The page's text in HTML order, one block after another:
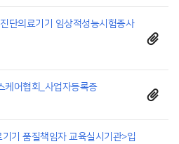
단의료기기 임상적성능시험종사
케어협회_사업자등록증
기 품질책임자 교육실시기관>입